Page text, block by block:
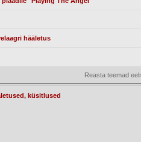
hääletus
Reasta teemad
küsitlused